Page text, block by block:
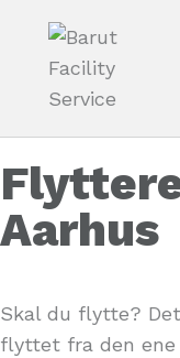
Aarhus
Skal du flytte?
flyttet fra den ene